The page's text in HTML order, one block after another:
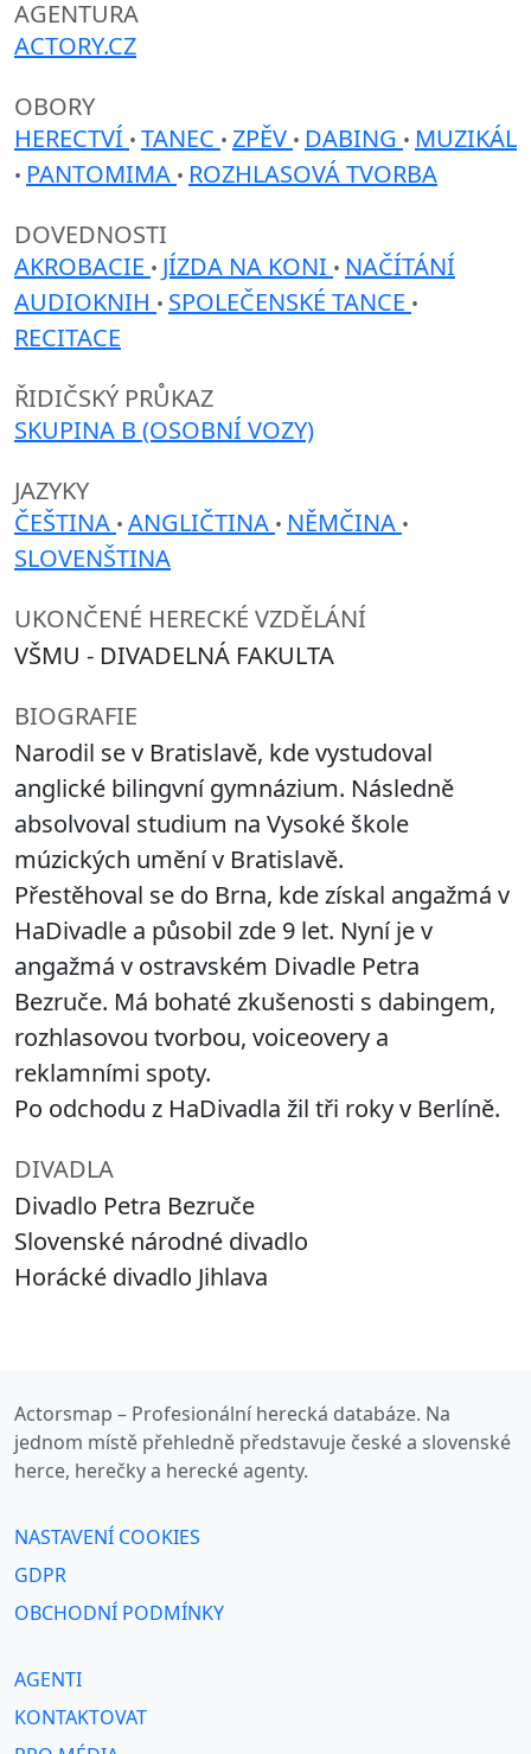
AGENTURA
ACTORY.CZ
OBORY
HERECTVÍ • TANEC • ZPĚV • DABING • MUZIKÁL
• PANTOMIMA • ROZHLASOVÁ TVORBA
DOVEDNOSTI
AKROBACIE • JÍZDA NA KONI • NAČÍTÁNÍ
AUDIOKNIH • SPOLEČENSKÉ TANCE •
RECITACE
ŘIDIČSKÝ PRŮKAZ
SKUPINA B (OSOBNÍ VOZY)
JAZYKY
ČEŠTINA • ANGLIČTINA • NĚMČINA •
SLOVENŠTINA
UKONČENÉ HERECKÉ VZDĚLÁNÍ
VŠMU - DIVADELNÁ FAKULTA
BIOGRAFIE
Narodil se v Bratislavě, kde vystudoval
anglické bilingvní gymnázium. Následně
absolvoval studium na Vysoké škole
múzických umění v Bratislavě.
Přestěhoval se do Brna, kde získal angažmá v
HaDivadle a působil zde 9 let. Nyní je v
angažmá v ostravském Divadle Petra
Bezruče. Má bohaté zkušenosti s dabingem,
rozhlasovou tvorbou, voiceovery a
reklamními spoty.
Po odchodu z HaDivadla žil tři roky v Berlíně.
DIVADLA
Divadlo Petra Bezruče
Slovenské národné divadlo
Horácké divadlo Jihlava
Actorsmap – Profesionální herecká databáze. Na
jednom místě přehledně představuje české a slovenské
herce, herečky a herecké agenty.
NASTAVENÍ COOKIES
GDPR
OBCHODNÍ PODMÍNKY
AGENTI
KONTAKTOVAT